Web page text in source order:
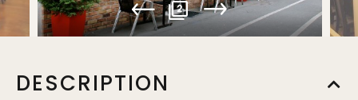
2
DESCRIPTION